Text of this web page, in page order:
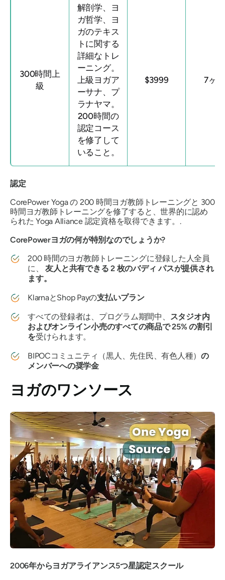
300時間上
級
解剖学、ヨ
ガ哲学、ヨ
ガのテキス
トに関する
詳細なトレ
ーニング。
上級ヨガア
ーサナ、プ
ラナヤマ。
200時間の
認定コース
を修了して
いること。
$3999 7ヶ月
認定
CorePower Yoga の 200 時間ヨガ教師トレーニングと 300
時間ヨガ教師トレーニングを修了すると、世界的に認め
られた Yoga Alliance 認定資格を取得できます。.
CorePowerヨガの何が特別なのでしょうか?
200 時間のヨガ教師トレーニングに登録した人全員
に、友人と共有できる 2 枚のバディ パスが提供され
ます。
KlarnaとShop Payの支払いプラン
すべての登録者は、プログラム期間中、 スタジオ内
およびオンライン小売のすべての商品で 25% の割引
を受けられます。
BIPOCコミュニティ（黒人、先住民、有色人種）の
メンバーへの奨学金
ヨガのワンソース
2006年からヨガアライアンス5つ星認定スクール